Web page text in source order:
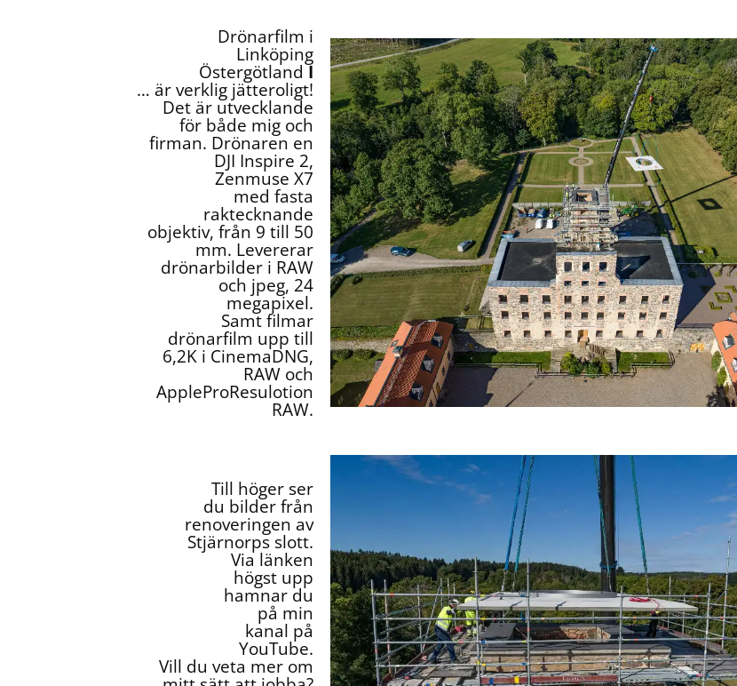
Drönarfilm i
Linköping
ÖstergötlandI
… är verklig jätteroligt!
Det är utvecklande
för både mig och
firman. Drönaren en
DJI Inspire 2,
Zenmuse X7
med fasta
raktecknande
objektiv, från 9 till 50
mm. Levererar
drönarbilder i RAW
och jpeg, 24
megapixel.
Samt filmar
drönarfilm upp till
6,2K i CinemaDNG,
RAW och
AppleProResulotion
RAW.
Till höger ser
du bilder från
renoveringen av
Stjärnorps slott.
Via länken
högst upp
hamnar du
på min
kanal på
YouTube.
Vill du veta mer om